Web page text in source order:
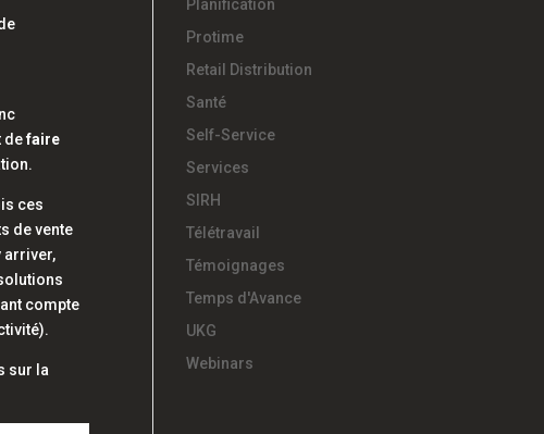
defaire
ces
de vente
arriver,
compte
sur la
Planification
Protime
Retail Distribution
Santé
Self-Service
Services
SIRH
Télétravail
Témoignages
Temps d'Avance
UKG
Webinars